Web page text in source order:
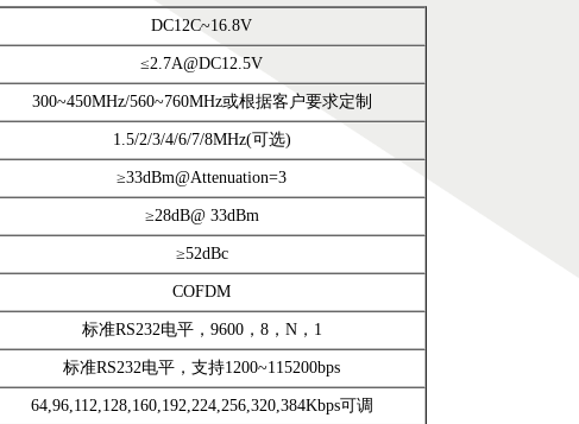
DC12C~16.8V
≤2.7A@DC12.5V
300~450MHz/560~760MHz或根据客户要求定制
1.5/2/3/4/6/7/8MHz(可选)
≥33dBm@Attenuation=3
≥28dB@ 33dBm
≥52dBc
COFDM
标准RS232电平，9600，8，N，1
标准RS232电平，支持1200~115200bps
64,96,112,128,160,192,224,256,320,384Kbps可调